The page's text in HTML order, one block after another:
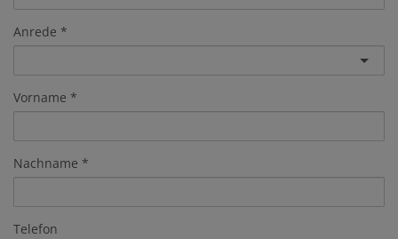
Anrede
Vorname
Nachname
Telefon